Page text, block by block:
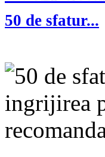
50 de sfatur...